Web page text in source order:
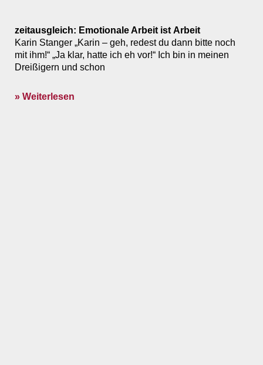
zeitausgleich: Emotionale Arbeit ist Arbeit
Karin Stanger „Karin – geh, redest du dann bitte noch
mit ihm!“ „Ja klar, hatte ich eh vor!“ Ich bin in meinen
Dreißigern und schon
» Weiterlesen